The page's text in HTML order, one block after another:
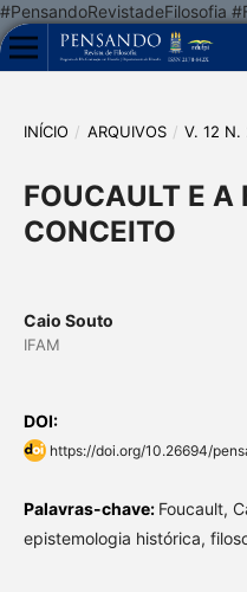
#PensandoRevistadeFilosofia
INÍCIO / ARQUIVOS / V. 12 N.
FOUCAULT E A
CONCEITO
Caio Souto
IFAM
DOI:
https://doi.org/10.26694/
Palavras-chave: Foucault,
epistemologia histórica,